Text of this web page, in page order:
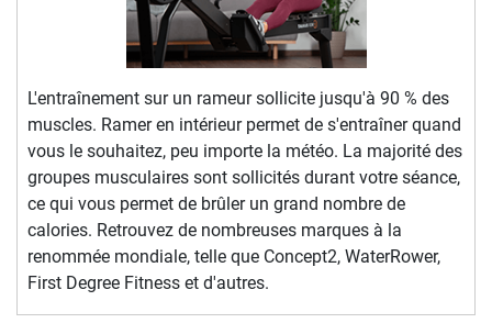
L'entraînement sur un rameur sollicite jusqu'à 90 % des
muscles. Ramer en intérieur permet de s'entraîner quand
vous le souhaitez, peu importe la météo. La majorité des
groupes musculaires sont sollicités durant votre séance,
ce qui vous permet de brûler un grand nombre de
calories. Retrouvez de nombreuses marques à la
renommée mondiale, telle que Concept2, WaterRower,
First Degree Fitness et d'autres.